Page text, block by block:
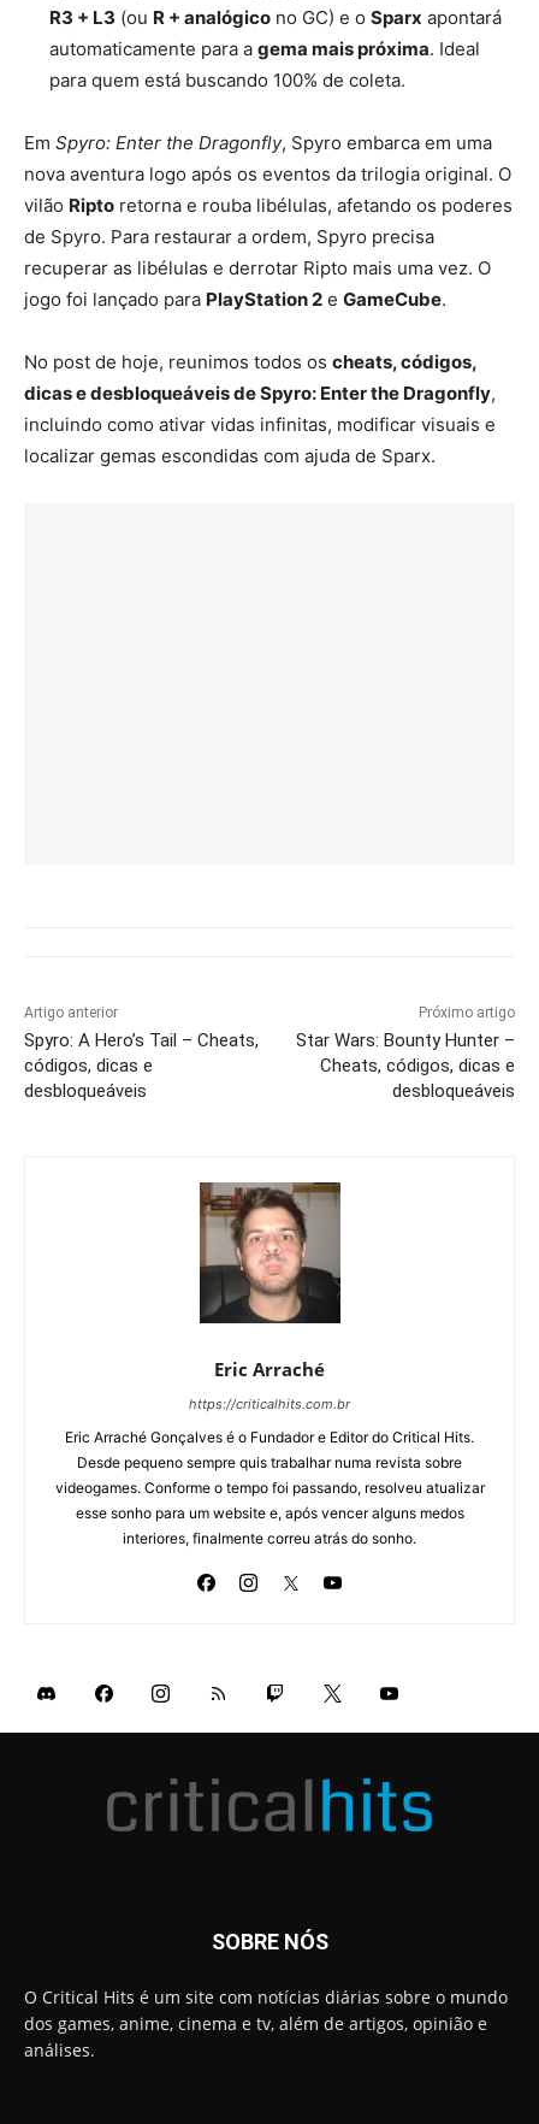
R3 + L3 (ou R + analógico no GC) e o Sparx apontará
automaticamente para a gema mais próxima. Ideal
para quem está buscando 100% de coleta.
Em Spyro: Enter the Dragonfly, Spyro embarca em uma
nova aventura logo após os eventos da trilogia original. O
vilão Ripto retorna e rouba libélulas, afetando os poderes
de Spyro. Para restaurar a ordem, Spyro precisa
recuperar as libélulas e derrotar Ripto mais uma vez. O
jogo foi lançado para PlayStation 2 e GameCube.
No post de hoje, reunimos todos os cheats, códigos,
dicas e desbloqueáveis de Spyro: Enter the Dragonfly,
incluindo como ativar vidas infinitas, modificar visuais e
localizar gemas escondidas com ajuda de Sparx.
Artigo anterior
Spyro: A Hero’s Tail – Cheats,
códigos, dicas e
desbloqueáveis
Próximo artigo
Star Wars: Bounty Hunter –
Cheats, códigos, dicas e
desbloqueáveis
Eric Arraché
https://criticalhits.com.br
Eric Arraché Gonçalves é o Fundador e Editor do Critical Hits.
Desde pequeno sempre quis trabalhar numa revista sobre
videogames. Conforme o tempo foi passando, resolveu atualizar
esse sonho para um website e, após vencer alguns medos
interiores, finalmente correu atrás do sonho.
SOBRE NÓS
O Critical Hits é um site com notícias diárias sobre o mundo
dos games, anime, cinema e tv, além de artigos, opinião e
análises.